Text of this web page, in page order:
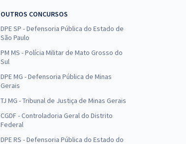
OUTROS CONCURSOS
DPE SP - Defensoria Pública do Estado de
São Paulo
PM MS - Polícia Militar de Mato Grosso do
Sul
DPE MG - Defensoria Pública de Minas
Gerais
TJ MG - Tribunal de Justiça de Minas Gerais
CGDF - Controladoria Geral do Distrito
Federal
DPE RS - Defensoria Pública do Estado do